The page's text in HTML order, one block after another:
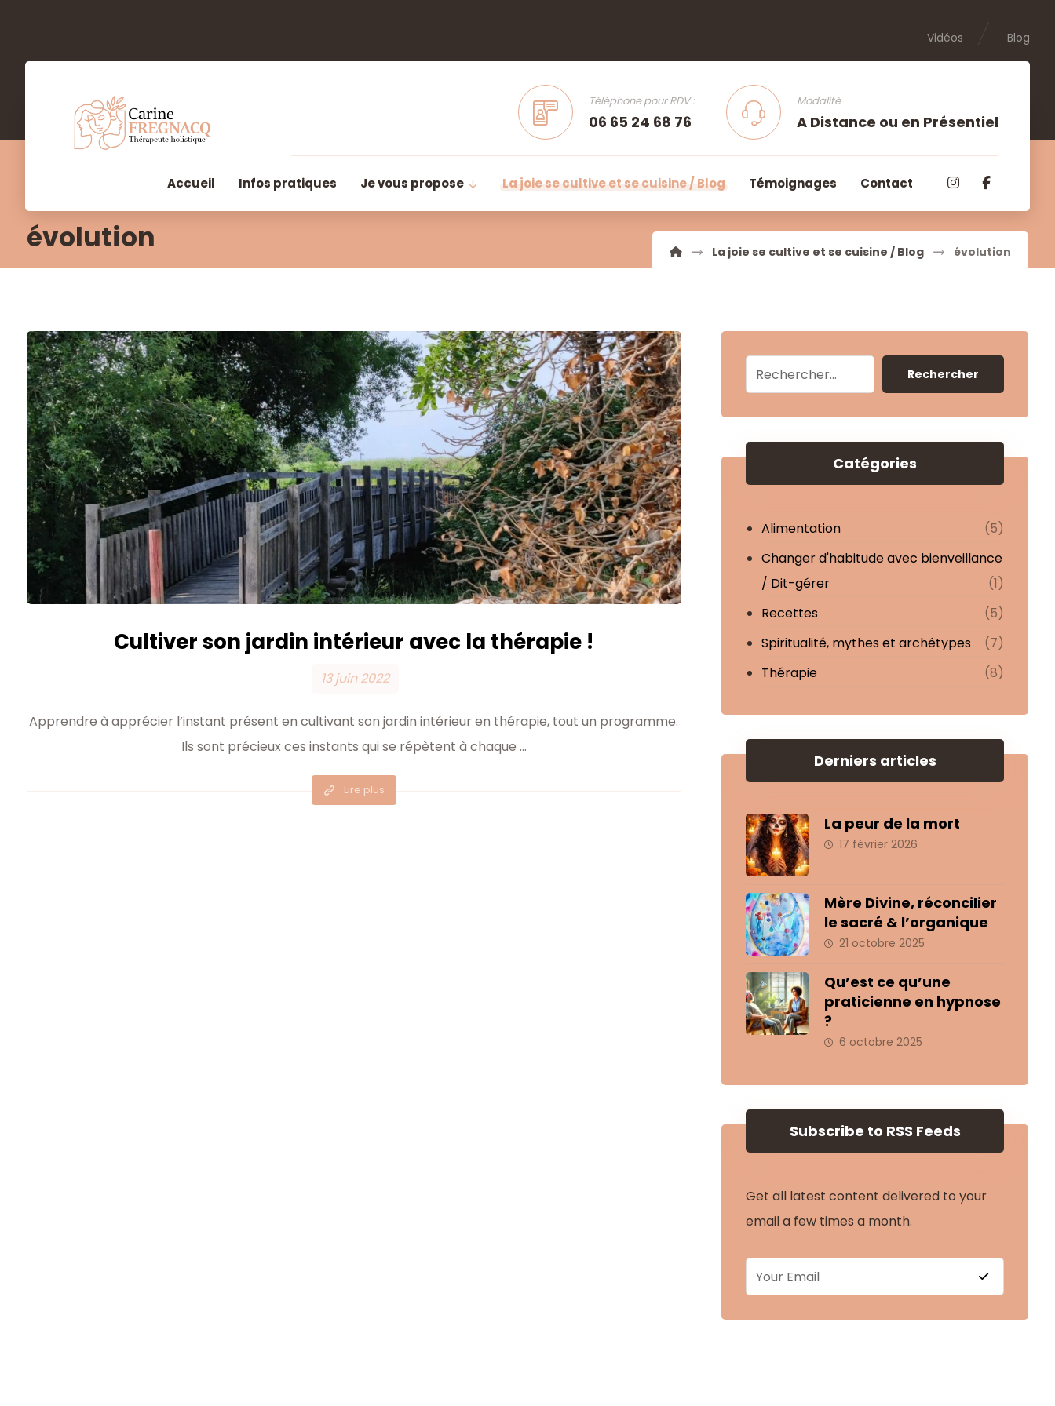
Blog
Vidéos
Modalité
A Distance ou en Présentiel
Téléphone pour RDV :
06 65 24 68 76
Accueil Infos pratiques Je vous propose La joie se cultive et se cuisine / Blog Témoignages Contact
évolution La joie se cultive et se cuisine / Blog évolution
Cultiver son jardin intérieur avec la thérapie !
13 juin 2022
Apprendre à apprécier l’instant présent en cultivant son jardin intérieur en thérapie, tout un programme.
Ils sont précieux ces instants qui se répètent à chaque ...
Lire plus
Rechercher
Catégories
Alimentation
(5)
Changer d'habitude avec bienveillance
/ Dit-gérer
(1)
Recettes
(5)
Spiritualité, mythes et archétypes
(7)
Thérapie
(8)
Derniers articles
La peur de la mort
17 février 2026
Mère Divine, réconcilier
le sacré & l’organique
21 octobre 2025
Qu’est ce qu’une
praticienne en hypnose
?
6 octobre 2025
Subscribe to RSS Feeds
Get all latest content delivered to your
email a few times a month.